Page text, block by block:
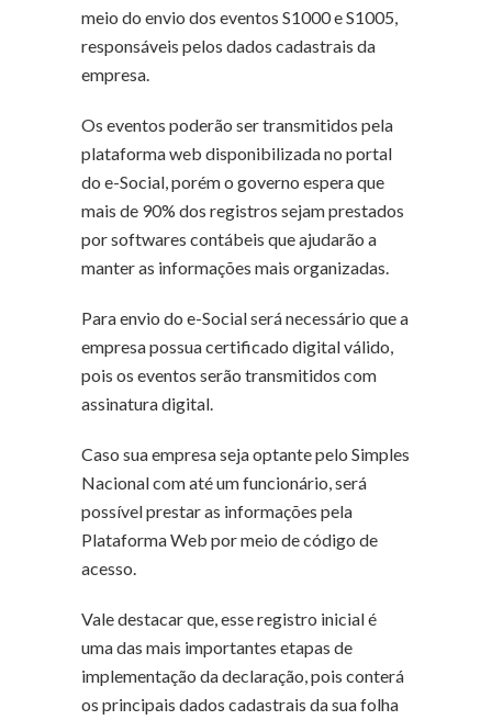
meio do envio dos eventos S1000 e S1005,
responsáveis pelos dados cadastrais da
empresa.
Os eventos poderão ser transmitidos pela
plataforma web disponibilizada no portal
do e-Social, porém o governo espera que
mais de 90% dos registros sejam prestados
por softwares contábeis que ajudarão a
manter as informações mais organizadas.
Para envio do e-Social será necessário que a
empresa possua certificado digital válido,
pois os eventos serão transmitidos com
assinatura digital.
Caso sua empresa seja optante pelo Simples
Nacional com até um funcionário, será
possível prestar as informações pela
Plataforma Web por meio de código de
acesso.
Vale destacar que, esse registro inicial é
uma das mais importantes etapas de
implementação da declaração, pois conterá
os principais dados cadastrais da sua folha